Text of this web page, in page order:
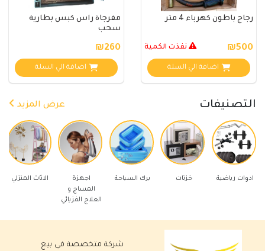
رجاج باطون كهرباء 4 متر
₪500 نفذت الكمية
اضافة الي السلة
مفرجاة راس كبس بطارية
سحب
₪260
اضافة الي السلة
التصنيفات عرض المزيد
خزنات برك السباحة
اجهزة
العلاج الفزيائي
الاثاث المنزلي ادوات
شركة متخصصة في بيع